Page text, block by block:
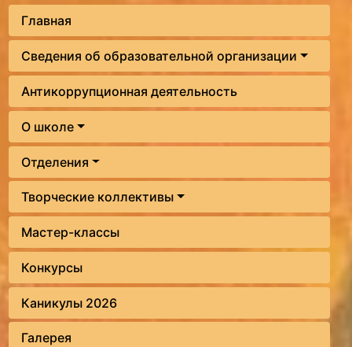
Главная
Сведения об образовательной организации
Антикоррупционная деятельность
О школе
Отделения
Творческие коллективы
Мастер-классы
Конкурсы
Каникулы 2026
Галерея